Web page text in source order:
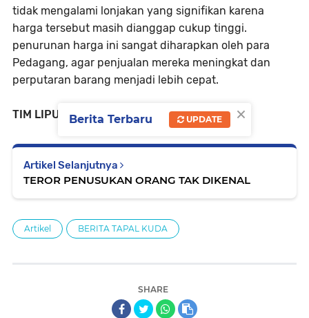
tidak mengalami lonjakan yang signifikan karena
harga tersebut masih dianggap cukup tinggi.
penurunan harga ini sangat diharapkan oleh para
Pedagang, agar penjualan mereka meningkat dan
perputaran barang menjadi lebih cepat.
TIM LIPUTAN JTV.
Artikel Selanjutnya
TEROR PENUSUKAN ORANG TAK DIKENAL
Artikel BERITA TAPAL KUDA
SHARE
×
Berita Terbaru UPDATE